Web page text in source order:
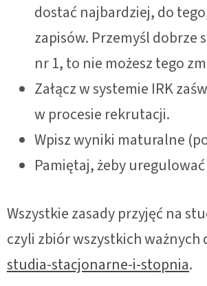
dostać najbardziej, do
zapisów. Przemyśl dobrze
nr 1, to nie możesz tego
Załącz w systemie IRK
w procesie rekrutacji.
Wpisz wyniki maturalne
Pamiętaj, żeby
Wszystkie zasady przyjęć na
czyli zbiór wszystkich
studia-stacjonarne-i-stopnia.